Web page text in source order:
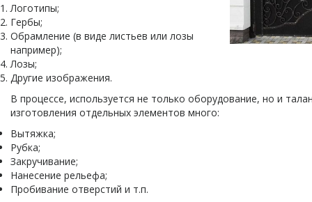
Логотипы;
Гербы;
Обрамление (в виде листьев или лозы
например);
Лозы;
Другие изображения.
В процессе, используется не только оборудование, но и
изготовления отдельных элементов много:
Вытяжка;
Рубка;
Закручивание;
Нанесение рельефа;
Пробивание отверстий и т.п.